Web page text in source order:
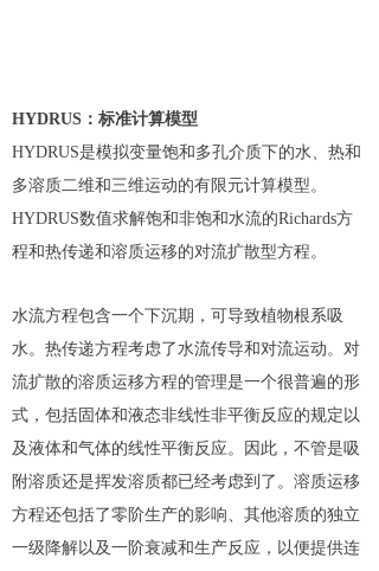
HYDRUS：标准计算模型
HYDRUS是模拟变量饱和多孔介质下的水、热和
多溶质二维和三维运动的有限元计算模型。
HYDRUS数值求解饱和非饱和水流的Richards方
程和热传递和溶质运移的对流扩散型方程。
水流方程包含一个下沉期，可导致植物根系吸
水。热传递方程考虑了水流传导和对流运动。对
流扩散的溶质运移方程的管理是一个很普遍的形
式，包括固体和液态非线性非平衡反应的规定以
及液体和气体的线性平衡反应。因此，不管是吸
附溶质还是挥发溶质都已经考虑到了。溶质运移
方程还包括了零阶生产的影响、其他溶质的独立
一级降解以及一阶衰减和生产反应，以便提供连